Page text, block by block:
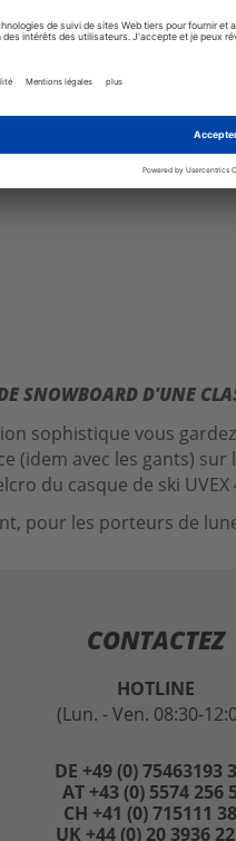
Aucun autre
SNOWBOARD D'UNE
sophistique vous
(idem avec les gants)
du casque de ski
pour les porteurs de
CONTACTEZ
HOTLINE
(Lun. - Ven. 08:30-
DE +49 (0) 75463193
AT +43 (0) 5574 256
CH +41 (0) 715111
UK +44 (0) 20 3936